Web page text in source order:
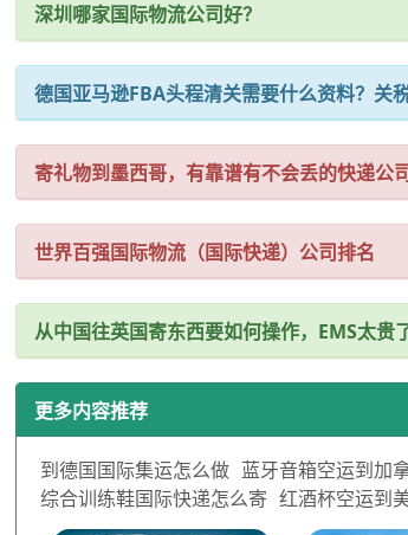
深圳哪家国际物流公司好？
德国亚马逊FBA头程清关需要什么资料？关
寄礼物到墨西哥，有靠谱有不会丢的快递公
世界百强国际物流（国际快递）公司排名
从中国往英国寄东西要如何操作，EMS太贵
更多内容推荐
到德国国际集运怎么做 蓝牙音箱空运到加
综合训练鞋国际快递怎么寄 红酒杯空运到